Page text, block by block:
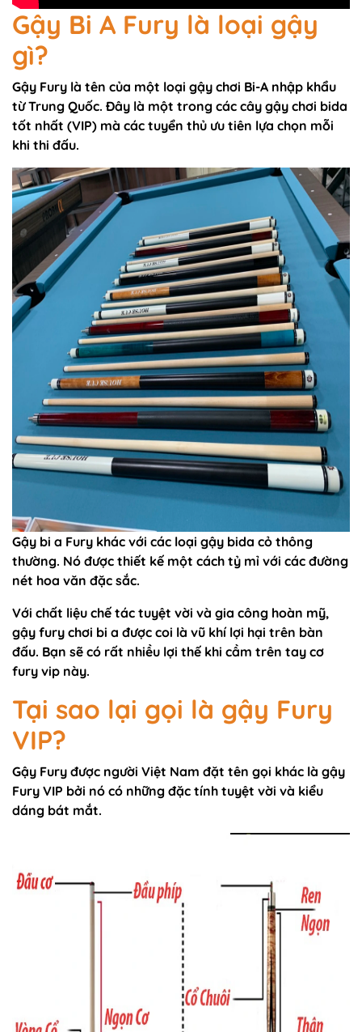
Gậy Bi A Fury là loại gậy
gì?
Gậy Fury là tên của một loại gậy chơi Bi-A nhập khẩu
từ Trung Quốc. Đây là một trong các cây gậy chơi bida
tốt nhất (VIP) mà các tuyển thủ ưu tiên lựa chọn mỗi
khi thi đấu.
Gậy bi a Fury khác với các loại gậy bida cỏ thông
thường. Nó được thiết kế một cách tỷ mỉ với các đường
nét hoa văn đặc sắc.
Với chất liệu chế tác tuyệt vời và gia công hoàn mỹ,
gậy fury chơi bi a được coi là vũ khí lợi hại trên bàn
đấu. Bạn sẽ có rất nhiều lợi thế khi cầm trên tay cơ
fury vip này.
Tại sao lại gọi là gậy Fury
VIP?
Gậy Fury được người Việt Nam đặt tên gọi khác là gậy
Fury VIP bởi nó có những đặc tính tuyệt vời và kiểu
dáng bát mắt.